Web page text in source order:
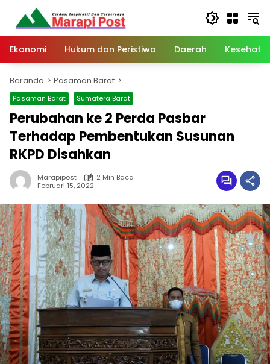
Langsung
konten
Ekonomi
Hukum dan Peristiwa Daerah
Beranda Pasaman Barat
Pasaman Barat Sumatera Barat
Perubahan ke 2 Perda Pasbar
Terhadap Pembentukan Susunan
RKPD Disahkan
Marapipost
2 Min Baca
Februari 15, 2022